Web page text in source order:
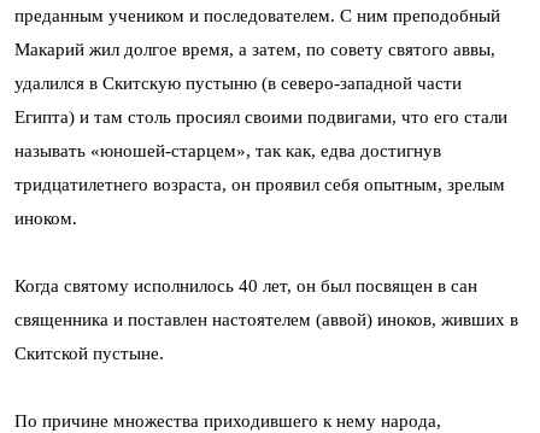
преданным учеником и последователем. С ним преподобный
Макарий жил долгое время, а затем, по совету святого аввы,
удалился в Скитскую пустыню (в северо-западной части
Египта) и там столь просиял своими подвигами, что его стали
называть «юношей-старцем», так как, едва достигнув
тридцатилетнего возраста, он проявил себя опытным, зрелым
иноком.
Когда святому исполнилось 40 лет, он был посвящен в сан
священника и поставлен настоятелем (аввой) иноков, живших в
Скитской пустыне.
По причине множества приходившего к нему народа,